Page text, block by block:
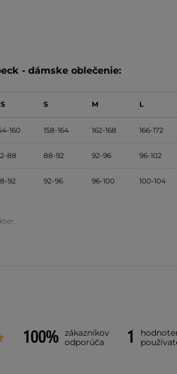
- dámske oblečenie:
S M L
160 158-164 162-168 166-172
88 88-92 92-96 96-102
92 92-96 96-100 100-104
100% zákazníkov
odporúča
1